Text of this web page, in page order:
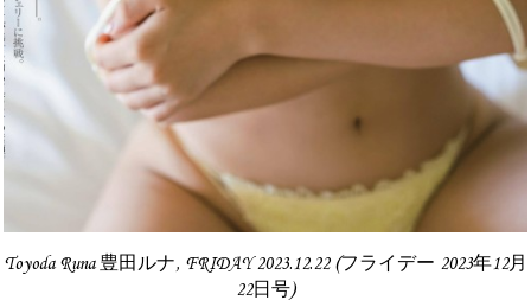
Toyoda Runa 豊田ルナ, FRIDAY 2023.12.22 (フライデー 2023年12月
22日号)